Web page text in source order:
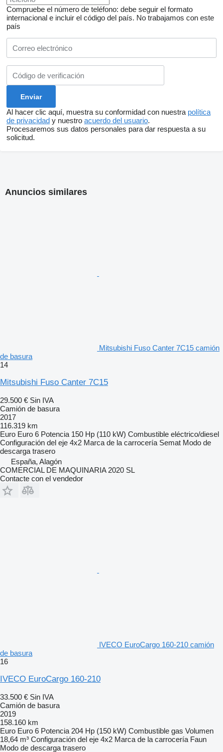
Compruebe el número de teléfono: debe seguir el formato
internacional e incluir el código del país. No trabajamos con este
país
Al hacer clic aquí, muestra su conformidad con nuestra política
de privacidad y nuestro acuerdo del usuario.
Procesaremos sus datos personales para dar respuesta a su
solicitud.
Anuncios similares
Mitsubishi Fuso Canter 7C15 camión
de basura
14
Mitsubishi Fuso Canter 7C15
29.500 € Sin IVA
Camión de basura
2017
116.319 km
Euro Euro 6 Potencia 150 Hp (110 kW) Combustible eléctrico/diesel
Configuración del eje 4x2 Marca de la carrocería Semat Modo de
descarga trasero
España, Alagón
COMERCIAL DE MAQUINARIA 2020 SL
Contacte con el vendedor
IVECO EuroCargo 160-210 camión
de basura
16
IVECO EuroCargo 160-210
33.500 € Sin IVA
Camión de basura
2019
158.160 km
Euro Euro 6 Potencia 204 Hp (150 kW) Combustible gas Volumen
18,64 m³ Configuración del eje 4x2 Marca de la carrocería Faun
Modo de descarga trasero